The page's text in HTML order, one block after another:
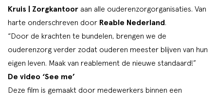
Kruis | Zorgkantoor aan alle ouderenzorgorganisaties. Van
harte onderschreven door Reable Nederland .
“Door de krachten te bundelen, brengen we de
ouderenzorg verder zodat ouderen meester blijven van hun
eigen leven. Maak van reablement de nieuwe standaard!”
De video ‘See me’
Deze film is gemaakt door medewerkers binnen een